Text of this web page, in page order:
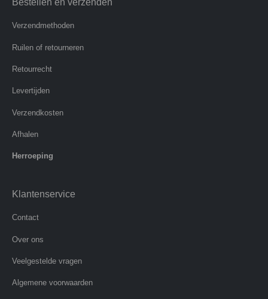
Bestellen en verzenden
Verzendmethoden
Ruilen of retourneren
Retourrecht
Levertijden
Verzendkosten
Afhalen
Herroeping
Klantenservice
Contact
Over ons
Veelgestelde vragen
Algemene voorwaarden